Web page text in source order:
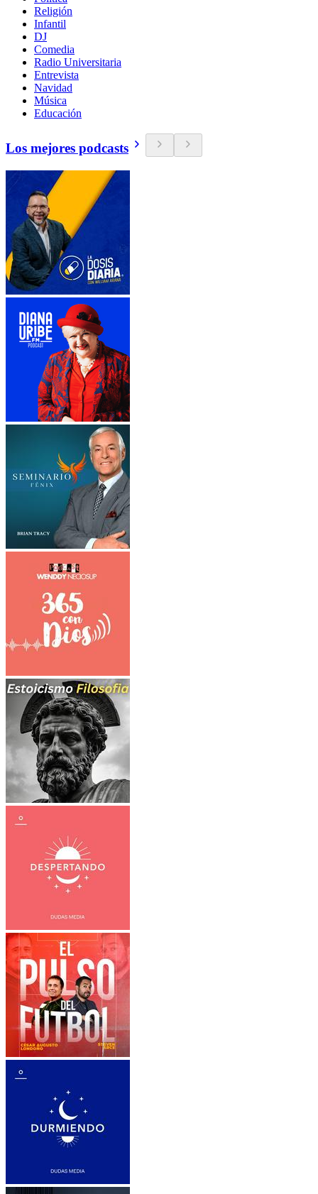
Religión
Infantil
DJ
Comedia
Radio Universitaria
Entrevista
Navidad
Música
Educación
Los mejores podcasts